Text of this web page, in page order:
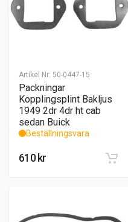
Artikel Nr: 50-0447-15
Packningar
Kopplingsplint Bakljus
1949 2dr 4dr ht cab
sedan Buick
Beställningsvara
610kr